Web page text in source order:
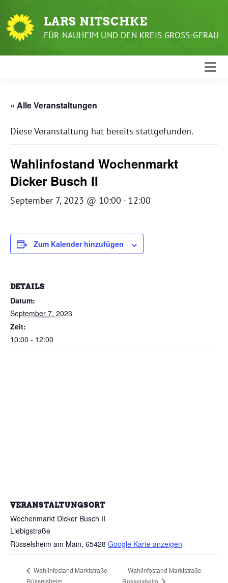
zum
Inhalt
LARS NITSCHKE
FÜR NAUHEIM UND DEN KREIS GROSS-GERAU
« Alle Veranstaltungen
Diese Veranstaltung hat bereits stattgefunden.
Wahlinfostand Wochenmarkt
Dicker Busch II
September 7, 2023 @ 10:00 - 12:00
Zum Kalender hinzufügen
DETAILS
Datum:
September 7, 2023
Zeit:
10:00 - 12:00
VERANSTALTUNGSORT
Wochenmarkt Dicker Busch II
Liebigstraße
Rüsselsheim am Main, 65428 Google Karte anzeigen
Wahlinfostand Marktstraße
Rüsselsheim
Wahlinfostand Marktstraße
Rüsselsheim